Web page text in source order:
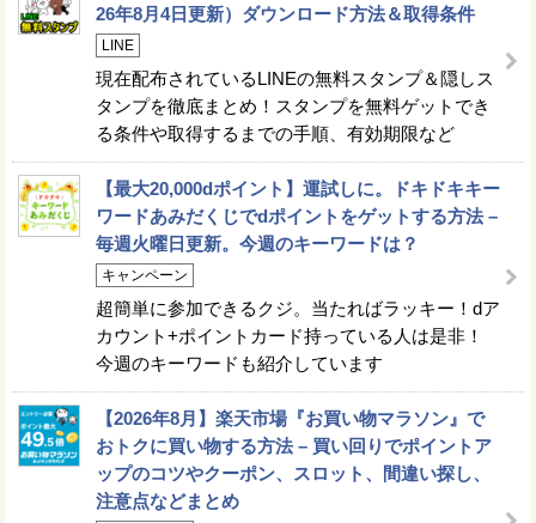
26年8月4日更新）ダウンロード方法＆取得条件
LINE
現在配布されているLINEの無料スタンプ＆隠しス
タンプを徹底まとめ！スタンプを無料ゲットでき
る条件や取得するまでの手順、有効期限など
【最大20,000dポイント】運試しに。ドキドキキー
ワードあみだくじでdポイントをゲットする方法 –
毎週火曜日更新。今週のキーワードは？
キャンペーン
超簡単に参加できるクジ。当たればラッキー！dア
カウント+ポイントカード持っている人は是非！
今週のキーワードも紹介しています
【2026年8月】楽天市場『お買い物マラソン』で
おトクに買い物する方法 – 買い回りでポイントア
ップのコツやクーポン、スロット、間違い探し、
注意点などまとめ